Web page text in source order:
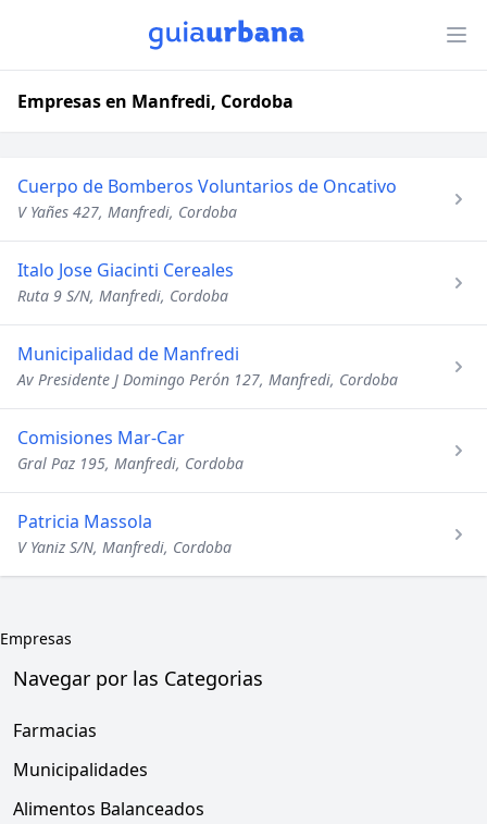
Empresas en Manfredi, Cordoba
Cuerpo de Bomberos Voluntarios de Oncativo
V Yañes 427, Manfredi, Cordoba
Italo Jose Giacinti Cereales
Ruta 9 S/N, Manfredi, Cordoba
Municipalidad de Manfredi
Av Presidente J Domingo Perón 127, Manfredi, Cordoba
Comisiones Mar-Car
Gral Paz 195, Manfredi, Cordoba
Patricia Massola
V Yaniz S/N, Manfredi, Cordoba
Empresas
Navegar por las Categorias
Farmacias
Municipalidades
Alimentos Balanceados